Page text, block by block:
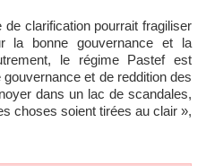
de clarification pourrait fragiliser
la bonne gouvernance et la
le régime Pastef est
et de reddition des
dans un lac de scandales,
choses soient tirées au clair »,